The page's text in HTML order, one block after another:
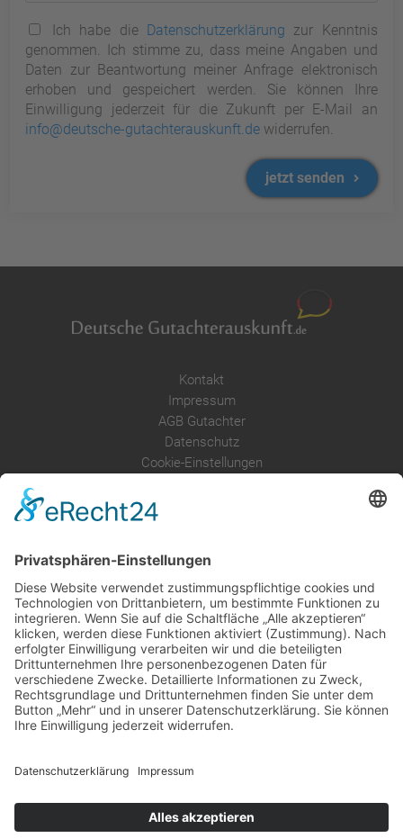
Ich habe die Datenschutzerklärung zur Kenntnis
genommen. Ich stimme zu, dass meine Angaben und
Daten zur Beantwortung meiner Anfrage elektronisch
erhoben und gespeichert werden. Sie können Ihre
Einwilligung jederzeit für die Zukunft per E-Mail an
info@deutsche-gutachterauskunft.de widerrufen.
jetzt senden
Kontakt
Impressum
AGB Gutachter
Datenschutz
Cookie-Einstellungen
Kosten im Überblick
AGB Nutzer
Gutachter suchen
Gutachter Blog
Auftragsbörse
Anfrage
Presse
Partner: Der DGuSV
Infos für Suchende